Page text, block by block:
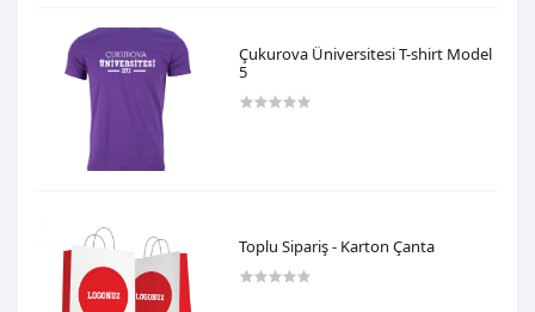
Çukurova Üniversitesi T-shirt Model
5
Toplu Sipariş - Karton Çanta